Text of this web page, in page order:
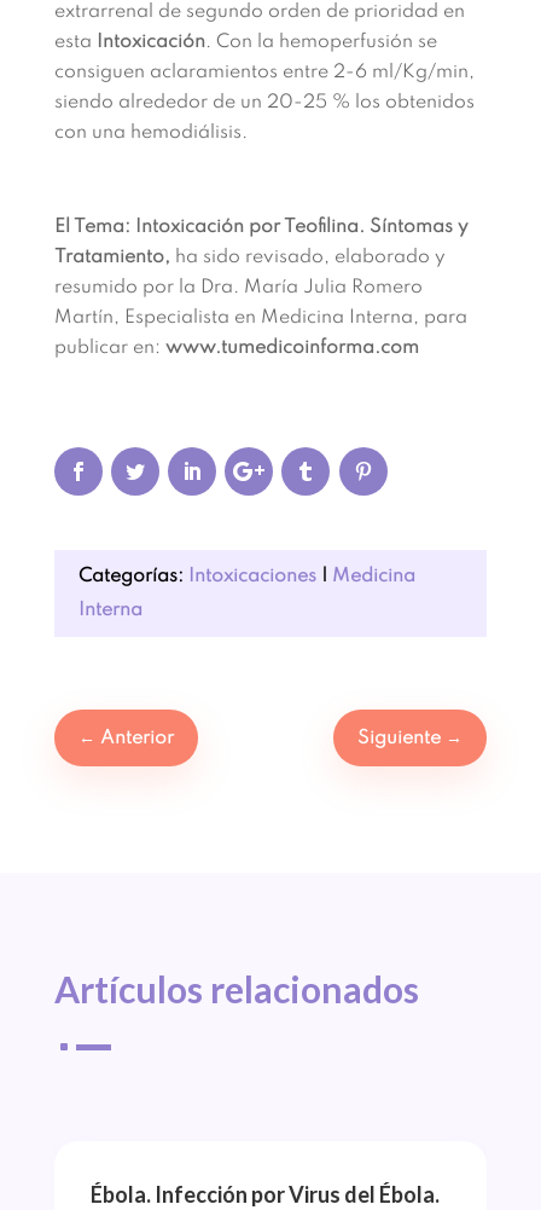
extrarrenal de segundo orden de prioridad en
esta
Intoxicación. Con la hemoperfusión se
consiguen aclaramientos entre 2-6 ml/Kg/min,
siendo alrededor de un 20-25 % los obtenidos
con una hemodiálisis.
El Tema: Intoxicación por Teofilina. Síntomas y
Tratamiento, ha sido revisado, elaborado y
resumido por la Dra. María Julia Romero
Martín, Especialista en Medicina Interna, para
publicar en: www.tumedicoinforma.com
Categorías: Intoxicaciones| Medicina
Interna
← Anterior Siguiente →
Artículos relacionados
^
Ébola. Infección por Virus del Ébola.